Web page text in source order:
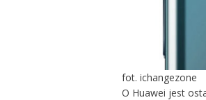
fot. ichangezone
O Huawei jest